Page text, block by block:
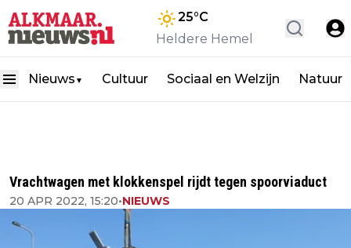
25°C
Heldere Hemel
Nieuws ▼ Cultuur Sociaal en Welzijn Natuur
Vrachtwagen met klokkenspel rijdt tegen spoorviaduct
20 APR 2022, 15:20•NIEUWS